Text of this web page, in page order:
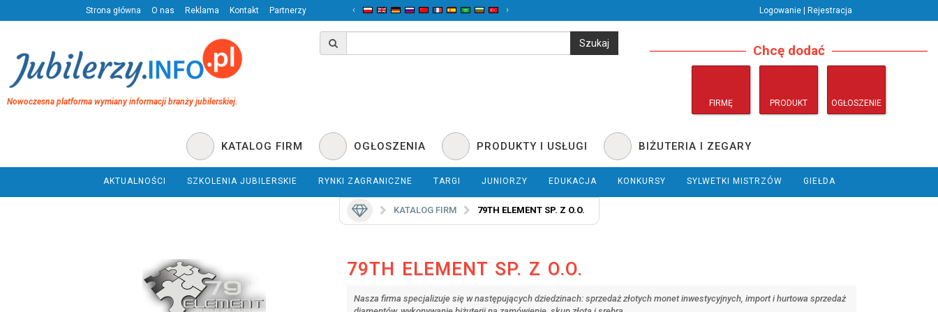
Strona główna O nas Reklama Kontakt Partnerzy ‹ › Logowanie | Rejestracja
Nowoczesna platforma wymiany informacji branży jubilerskiej.
Chcę dodać
FIRMĘ PRODUKT OGŁOSZENIE
KATALOG FIRM OGŁOSZENIA PRODUKTY I USŁUGI BIŻUTERIA I ZEGARY
AKTUALNOŚCI SZKOLENIA JUBILERSKIE RYNKI ZAGRANICZNE TARGI JUNIORZY EDUKACJA KONKURSY SYLWETKI MISTRZÓW GIEŁDA
KATALOG FIRM 79TH ELEMENT SP. Z O.O.
79TH ELEMENT SP. Z O.O.
Nasza firma specjalizuje się w następujących dziedzinach: sprzedaż złotych monet inwestycyjnych, import i hurtowa sprzedaż